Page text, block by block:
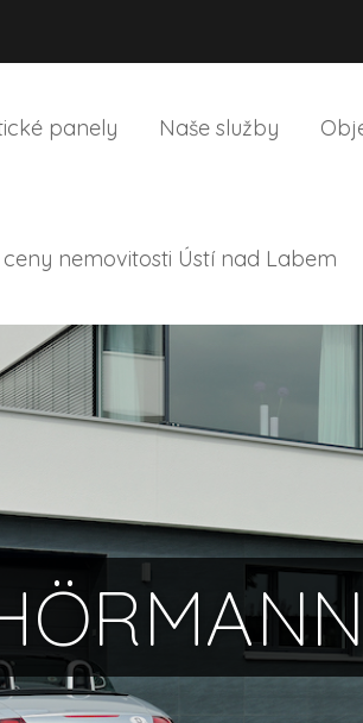
panely Naše služby
nemovitosti Ústí nad Labem